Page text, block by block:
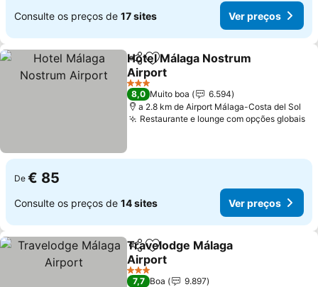
Consulte os preços de 17 sites Ver preços
PartilharAdicionar aos favoritos
Hotel Málaga Nostrum
Airport
3 Estrelas
8,0 Muito boa
6.594
a 2.8 km de Airport Málaga-Costa del Sol
Restaurante e lounge com opções globais
De € 85
Consulte os preços de 14 sites Ver preços
PartilharAdicionar aos favoritos
Travelodge Málaga
Airport
3 Estrelas
7,7 Boa
9.897